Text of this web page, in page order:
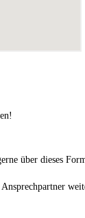
über dieses